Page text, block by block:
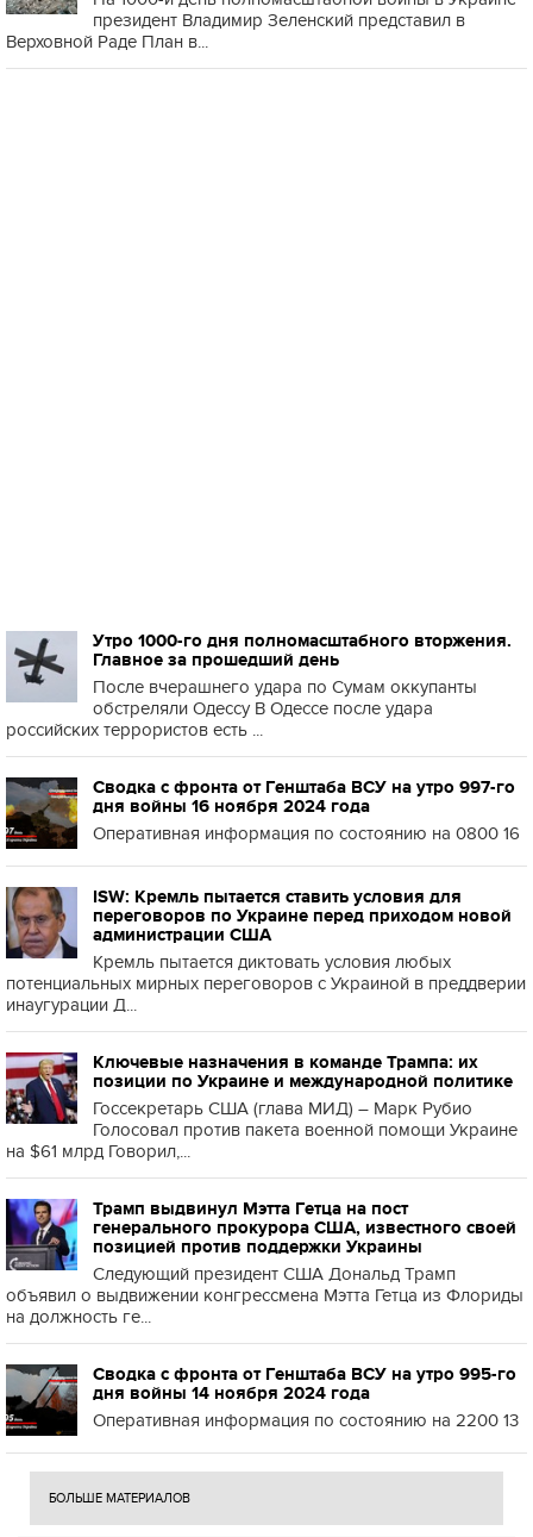
президент Владимир Зеленский представил в
Верховной Раде План в...
Утро 1000-го дня полномасштабного вторжения.
Главное за прошедший день
После вчерашнего удара по Сумам оккупанты
обстреляли Одессу В Одессе после удара
российских террористов есть ...
Сводка с фронта от Генштаба ВСУ на утро 997-го
дня войны 16 ноября 2024 года
Оперативная информация по состоянию на 0800 16
ISW: Кремль пытается ставить условия для
переговоров по Украине перед приходом новой
администрации США
Кремль пытается диктовать условия любых
потенциальных мирных переговоров с Украиной в преддверии
инаугурации Д...
Ключевые назначения в команде Трампа: их
позиции по Украине и международной политике
Госсекретарь США (глава МИД) – Марк Рубио
Голосовал против пакета военной помощи Украине
на $61 млрд Говорил,...
Трамп выдвинул Мэтта Гетца на пост
генерального прокурора США, известного своей
позицией против поддержки Украины
Следующий президент США Дональд Трамп
объявил о выдвижении конгрессмена Мэтта Гетца из Флориды
на должность ге...
Сводка с фронта от Генштаба ВСУ на утро 995-го
дня войны 14 ноября 2024 года
Оперативная информация по состоянию на 2200 13
БОЛЬШЕ МАТЕРИАЛОВ